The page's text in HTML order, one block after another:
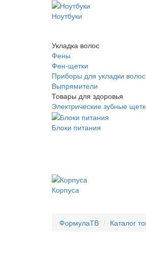
Ноутбуки
Укладка волос
Фены
Фен-щетки
Приборы для укладки волос
Выпрямители
Товары для здоровья
Электрические зубные
Блоки питания
Корпуса
ФормулаТВ Каталог